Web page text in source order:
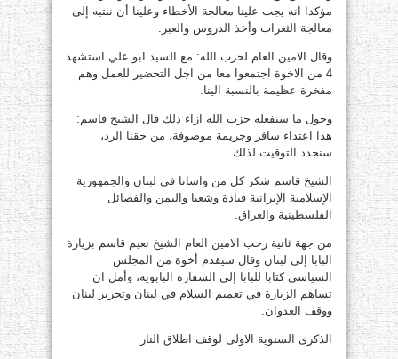
مؤكدا انه يجب علينا معالجة الأخطاء وعلينا أن ننتبه إلى
معالجة الثغرات وأخذ الدروس والعبر.
وقال الامين العام لحزب الله: مع السيد ابو علي استشهد
4 من الاخوة اجتمعوا معا من اجل التحضير للعمل وهم
مفخرة عظيمة بالنسبة الينا.
وحول ما سيفعله حزب الله ازاء ذلك قال الشيخ قاسم:
هذا اعتداء سافر وجريمة موصوفة، من حقنا الرد،
سنحدد التوقيت لذلك.
الشيخ قاسم شكر كل من واسانا في لبنان والجمهورية
الإسلامية الإيرانية قيادة وشعبا واليمن والفصائل
الفلسطينية والعراق.
من جهة ثانية رحب الامين العام الشيخ نعيم قاسم بزيارة
البابا إلى لبنان وقال سيقدم أخوة من المجلس
السياسي كتابا للبابا إلى السفارة البابوية، وأمل ان
تساهم الزيارة في تعميم السلام في لبنان وتحرير لبنان
ووقف العدوان.
الذكرى السنوية الاولى لوقف اطلاق النار